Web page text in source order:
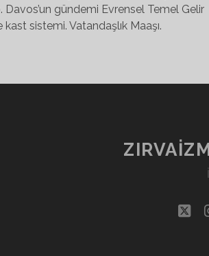
gündemi Evrensel Temel Gelir
kast sistemi. Vatandaşlık Maaşı.